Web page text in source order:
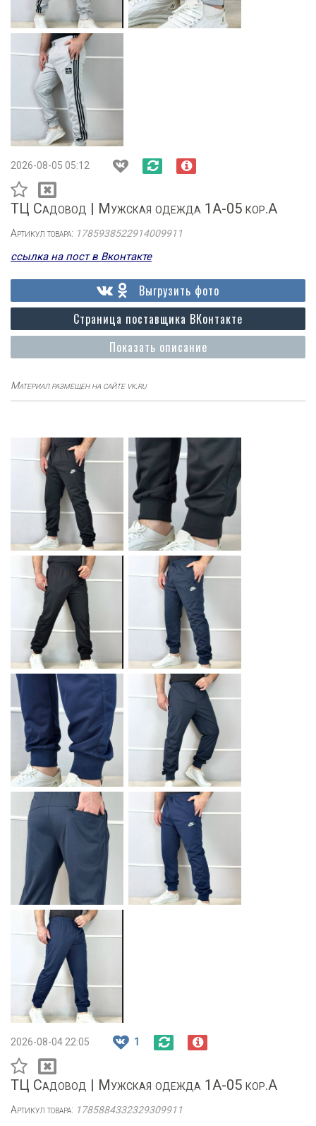
2026-08-05 05:12
ТЦ Садовод | Мужская одежда 1А-05 кор.А
Артикул товара: 1785938522914009911
ссылка на пост в Вконтакте
Показать описание
Страница поставщика ВКонтакте
Выгрузить фото
Материал размещен на сайте vk.ru
2026-08-04 22:05 1
ТЦ Садовод | Мужская одежда 1А-05 кор.А
Артикул товара: 1785884332329309911